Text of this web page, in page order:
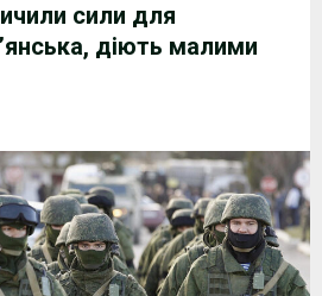
сили для
діють малими